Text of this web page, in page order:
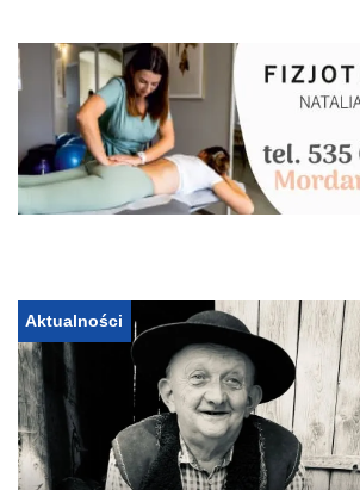
Aktualności